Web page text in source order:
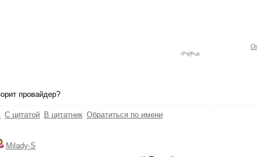
провайдер?
С цитатой В цитатник Обратиться по имени
Milady-S